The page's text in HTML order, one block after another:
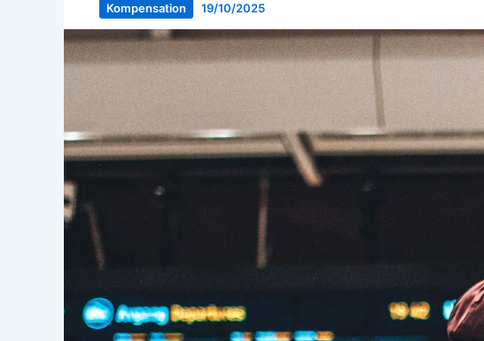
Kompensation 19/10/2025